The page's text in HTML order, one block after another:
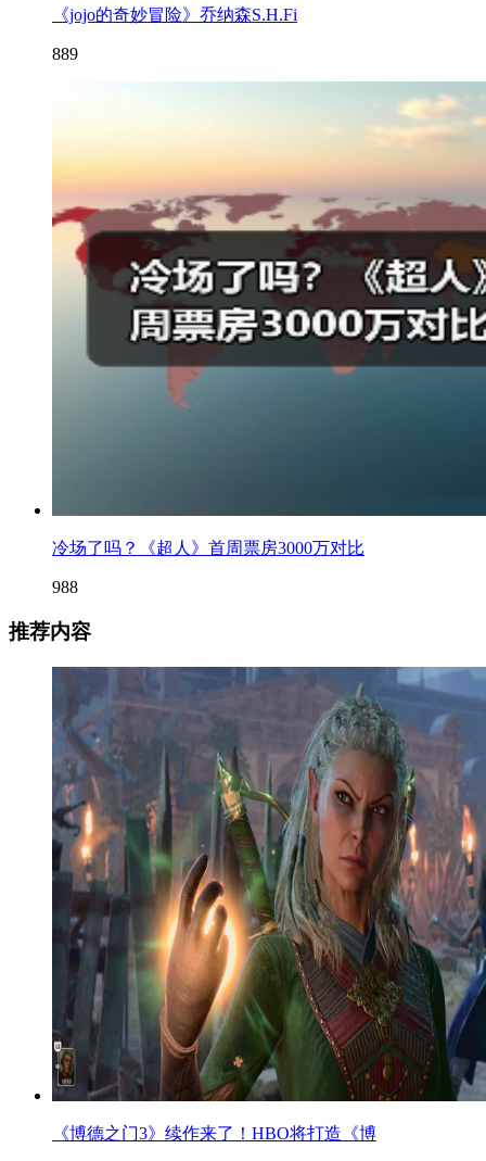
《jojo的奇妙冒险》乔纳森S.H.Fi
889
冷场了吗？《超人》首周票房3000万对比
988
推荐内容
《博德之门3》续作来了！HBO将打造《博